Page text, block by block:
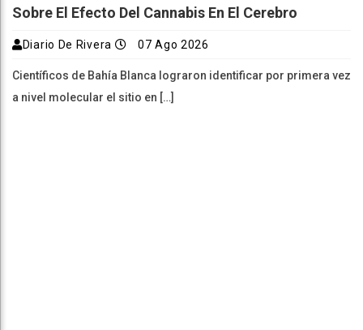
Sobre El Efecto Del Cannabis En El Cerebro
Diario De Rivera 07 Ago 2026
Científicos de Bahía Blanca lograron identificar por primera vez
a nivel molecular el sitio en […]